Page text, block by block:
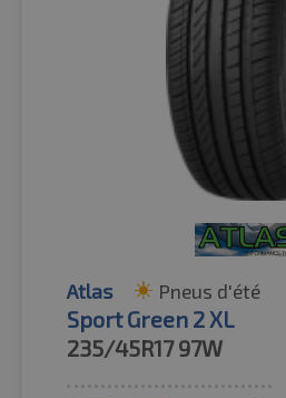
Atlas Pneus d'été
Sport Green 2 XL
235/45R17 97W